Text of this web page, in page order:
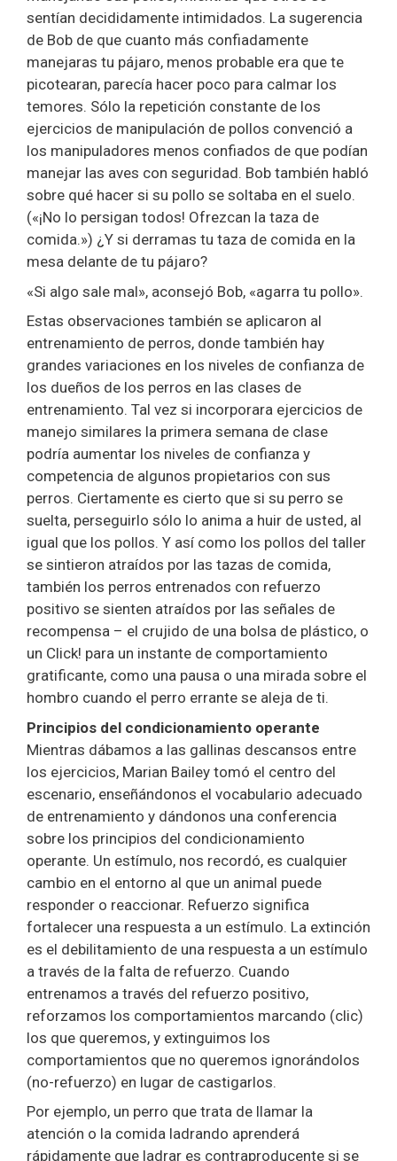
sentían decididamente intimidados. La sugerencia
de Bob de que cuanto más confiadamente
manejaras tu pájaro, menos probable era que te
picotearan, parecía hacer poco para calmar los
temores. Sólo la repetición constante de los
ejercicios de manipulación de pollos convenció a
los manipuladores menos confiados de que podían
manejar las aves con seguridad. Bob también habló
sobre qué hacer si su pollo se soltaba en el suelo.
(«¡No lo persigan todos! Ofrezcan la taza de
comida.») ¿Y si derramas tu taza de comida en la
mesa delante de tu pájaro?
«Si algo sale mal», aconsejó Bob, «agarra tu pollo».
Estas observaciones también se aplicaron al
entrenamiento de perros, donde también hay
grandes variaciones en los niveles de confianza de
los dueños de los perros en las clases de
entrenamiento. Tal vez si incorporara ejercicios de
manejo similares la primera semana de clase
podría aumentar los niveles de confianza y
competencia de algunos propietarios con sus
perros. Ciertamente es cierto que si su perro se
suelta, perseguirlo sólo lo anima a huir de usted, al
igual que los pollos. Y así como los pollos del taller
se sintieron atraídos por las tazas de comida,
también los perros entrenados con refuerzo
positivo se sienten atraídos por las señales de
recompensa – el crujido de una bolsa de plástico, o
un Click! para un instante de comportamiento
gratificante, como una pausa o una mirada sobre el
hombro cuando el perro errante se aleja de ti.
Principios del condicionamiento operante
Mientras dábamos a las gallinas descansos entre
los ejercicios, Marian Bailey tomó el centro del
escenario, enseñándonos el vocabulario adecuado
de entrenamiento y dándonos una conferencia
sobre los principios del condicionamiento
operante. Un estímulo, nos recordó, es cualquier
cambio en el entorno al que un animal puede
responder o reaccionar. Refuerzo significa
fortalecer una respuesta a un estímulo. La extinción
es el debilitamiento de una respuesta a un estímulo
a través de la falta de refuerzo. Cuando
entrenamos a través del refuerzo positivo,
reforzamos los comportamientos marcando (clic)
los que queremos, y extinguimos los
comportamientos que no queremos ignorándolos
(no-refuerzo) en lugar de castigarlos.
Por ejemplo, un perro que trata de llamar la
atención o la comida ladrando aprenderá
rápidamente que ladrar es contraproducente si se